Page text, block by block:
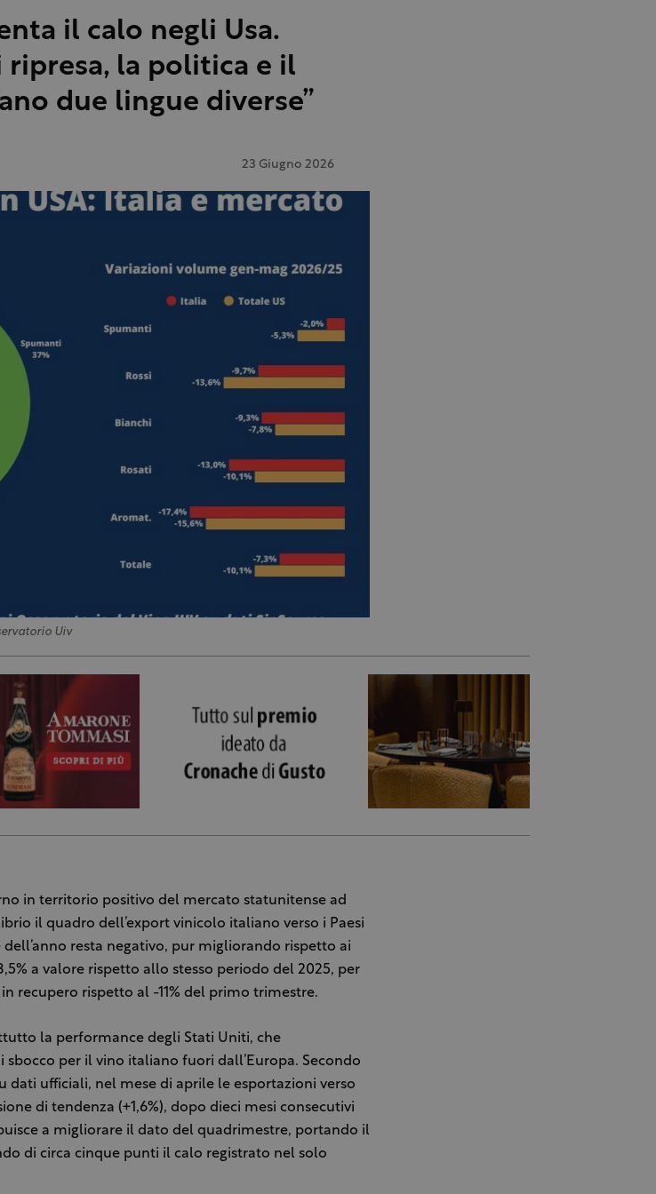
il calo negli Usa.
ripresa, la politica e il
due lingue diverse”
23 Giugno 2026
Uiv
in territorio positivo del mercato statunitense ad
il quadro dell’export vinicolo italiano verso i Paesi
resta negativo, pur migliorando rispetto ai
a valore rispetto allo stesso periodo del 2025, per
recupero rispetto al -11% del primo trimestre.
la performance degli Stati Uniti, che
per il vino italiano fuori dall’Europa. Secondo
dati ufficiali, nel mese di aprile le esportazioni verso
di tendenza (+1,6%), dopo dieci mesi consecutivi
a migliorare il dato del quadrimestre, portando il
di circa cinque punti il calo registrato nel solo